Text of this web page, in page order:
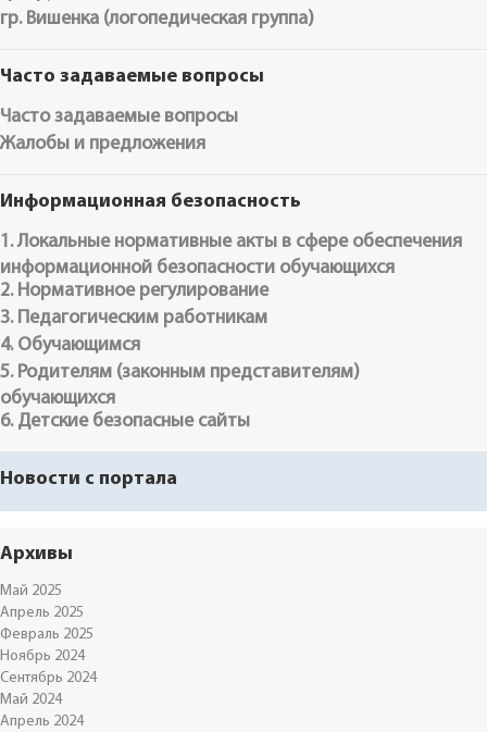
гр. Вишенка (логопедическая группа)
Часто задаваемые вопросы
Часто задаваемые вопросы
Жалобы и предложения
Информационная безопасность
1. Локальные нормативные акты в сфере обеспечения
информационной безопасности обучающихся
2. Нормативное регулирование
3. Педагогическим работникам
4. Обучающимся
5. Родителям (законным представителям)
обучающихся
6. Детские безопасные сайты
Новости с портала
Архивы
Май 2025
Апрель 2025
Февраль 2025
Ноябрь 2024
Сентябрь 2024
Май 2024
Апрель 2024